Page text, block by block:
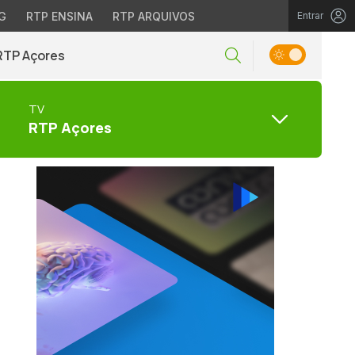
RTP ENSINA RTP ARQUIVOS Entrar
Açores
TV
RTP Açores